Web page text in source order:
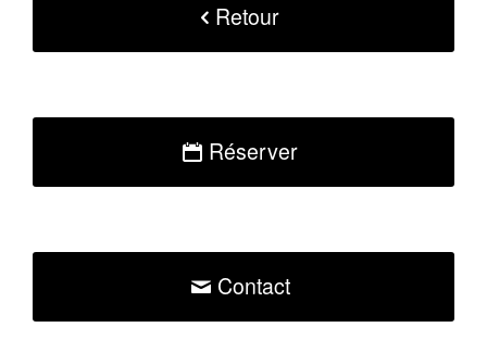
Retour
Réserver
Contact